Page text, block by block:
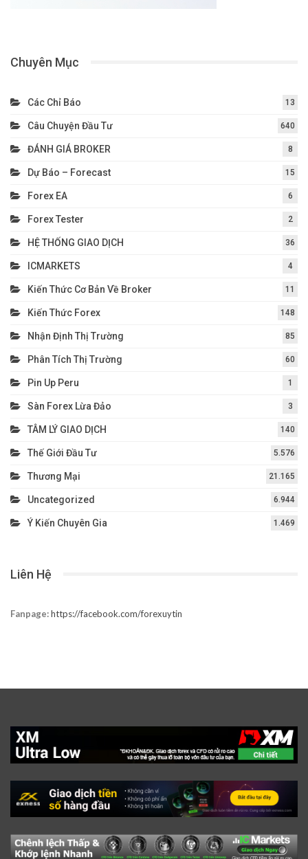
Chuyên Mục
Các Chỉ Báo 13
Câu Chuyện Đầu Tư 640
ĐÁNH GIÁ BROKER 8
Dự Báo – Forecast 15
Forex EA 6
Forex Tester 2
HỆ THỐNG GIAO DỊCH 36
ICMARKETS 4
Kiến Thức Cơ Bản Về Broker 11
Kiến Thức Forex 148
Nhận Định Thị Trường 85
Phân Tích Thị Trường 60
Pin Up Peru 1
Sàn Forex Lừa Đảo 3
TÂM LÝ GIAO DỊCH 140
Thế Giới Đầu Tư 5.576
Thương Mại 21.165
Uncategorized 6.944
Ý Kiến Chuyên Gia 1.469
Liên Hệ
Fanpage:https://facebook.com/forexuytin